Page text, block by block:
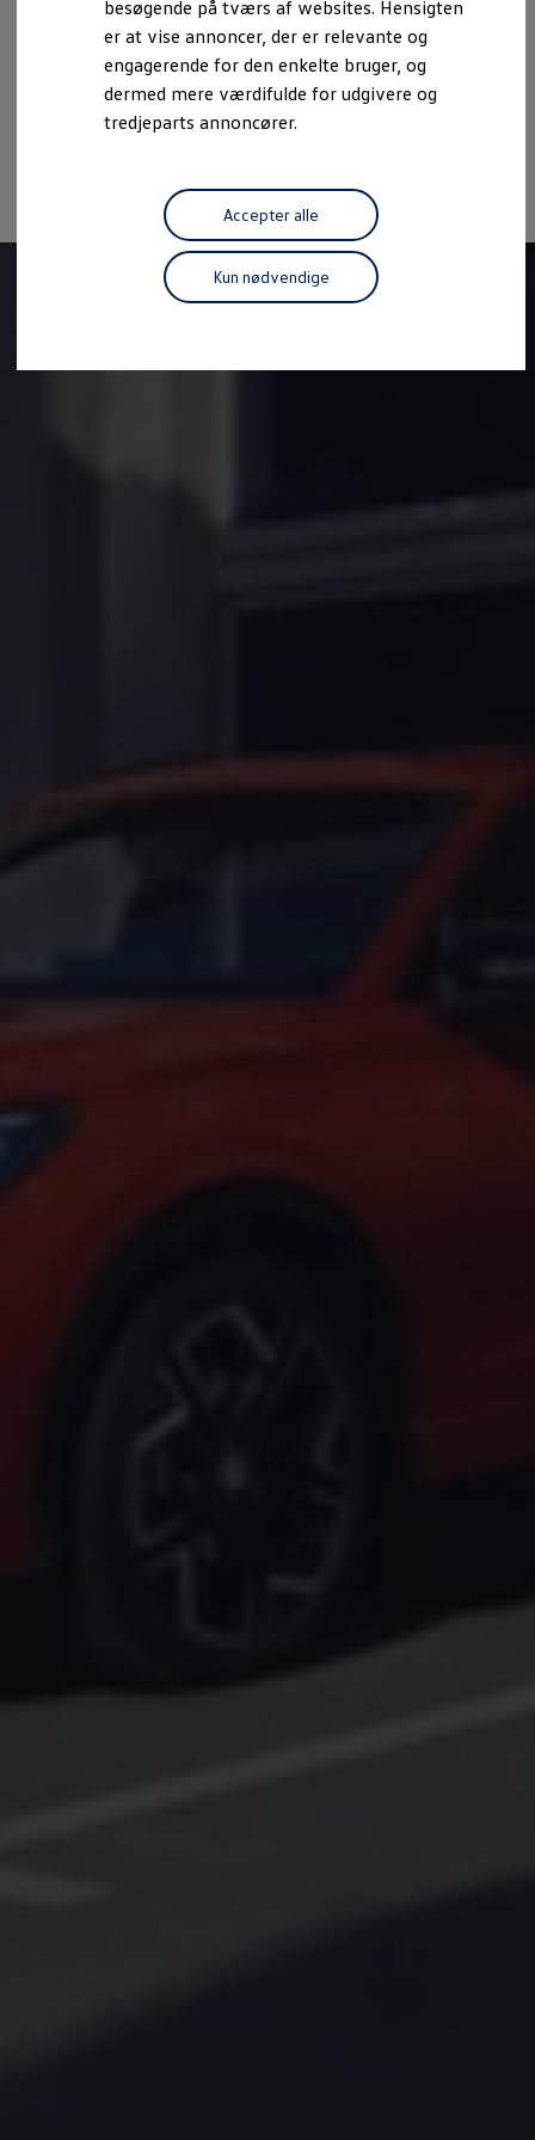
besøgende på tværs af websites. Hensigten
er at vise annoncer, der er relevante og
engagerende for den enkelte bruger, og
dermed mere værdifulde for udgivere og
tredjeparts annoncører.
Accepter alle
Kun nødvendige
Forbind mobiltelefonen med bilen
Opdateringer til software, kort og radio
Fleet Interface Data
MinVolkswagen
Digital instruktionsbog
Tilbehør
Fordele ved at vælge autoriseret værksted til din
Om Volkswagen
Nyheder
Tilmeld nyhedsbrev
Pressemeddelser
Kalenderbillede
Handelsbetingelser
Volkswagen AG (Kolofon og juridiske tekster)
Oplysninger om tilgængelighed